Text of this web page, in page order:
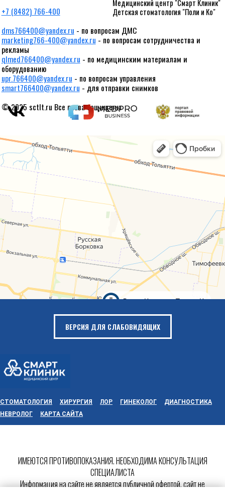
ВЕРСИЯ ДЛЯ СЛАБОВИДЯЩИХ
СТОМАТОЛОГИЯ ХИРУРГИЯ ЛОР ГИНЕКОЛОГ
ДИАГНОСТИКА
НЕВРОЛОГ
КАРТА САЙТА
ИМЕЮТСЯ ПРОТИВОПОКАЗАНИЯ. НЕОБХОДИМА КОНСУЛЬТАЦИЯ
СПЕЦИАЛИСТА
Информация на сайте не является публичной офертой, сайт не